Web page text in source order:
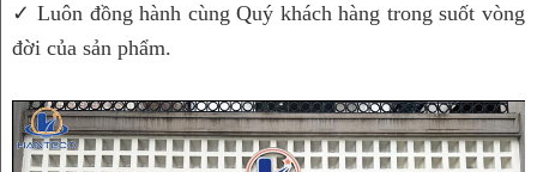
✓ Luôn đồng hành cùng Quý khách hàng trong suốt vòng
đời của sản phẩm.